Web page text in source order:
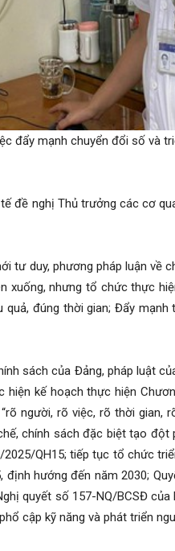
đẩy mạnh chuyển đổi số và
đề nghị Thủ trưởng các cơ
tư duy, phương pháp luận về
xuống, nhưng tổ chức thực
đúng thời gian; Đẩy
sách của Đảng, pháp luật
kế hoạch thực hiện
người, rõ việc, rõ thời gian,
chính sách đặc biệt tạo đột
QH15; tiếp tục tổ chức
hướng đến năm 2030;
quyết số 157-NQ/BCSĐ
cập kỹ năng và phát triển